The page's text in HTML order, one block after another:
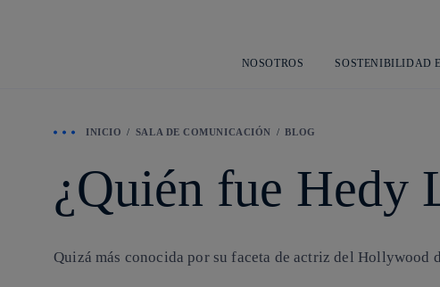
NOSOTROS SOSTENIBILIDAD
INICIO SALA DE COMUNICACIÓN BLOG
¿Quién fue Hedy
Quizá más conocida por su faceta de actriz del